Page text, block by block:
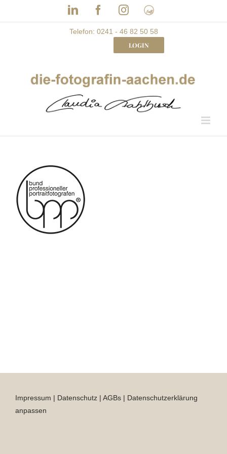
LinkedInFacebookInstagram
Frau
mit
Bizz
Telefon: 0241 - 46 82 50 58
LOGIN
Impressum | Datenschutz | AGBs | Datenschutzerklärung
anpassen